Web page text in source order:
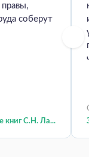
соберут
книг С.Н. Ла...